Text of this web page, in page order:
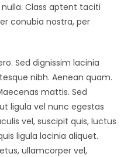
Class aptent taciti
conubia nostra, per
Sed dignissim lacinia
nibh. Aenean quam.
mattis. Sed
ligula vel nunc egestas
vel, suscipit quis, luctus
ligula lacinia aliquet.
ullamcorper vel,